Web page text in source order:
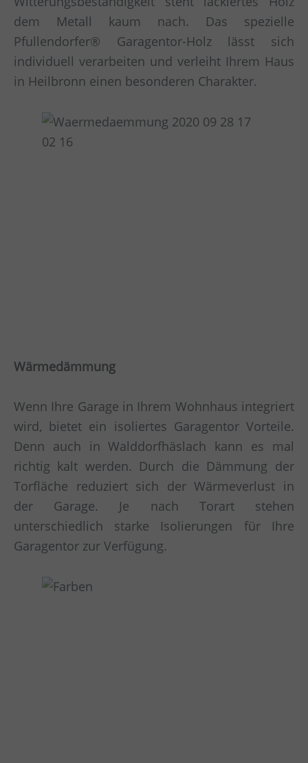
dem Metall kaum nach. Das spezielle
Pfullendorfer® Garagentor-Holz lässt sich
individuell verarbeiten und verleiht Ihrem Haus
in Heilbronn einen besonderen Charakter.
Wärmedämmung
Wenn Ihre Garage in Ihrem Wohnhaus integriert
wird, bietet ein isoliertes Garagentor Vorteile.
Denn auch in Walddorfhäslach kann es mal
richtig kalt werden. Durch die Dämmung der
Torfläche reduziert sich der Wärmeverlust in
der Garage. Je nach Torart stehen
unterschiedlich starke Isolierungen für Ihre
Garagentor zur Verfügung.